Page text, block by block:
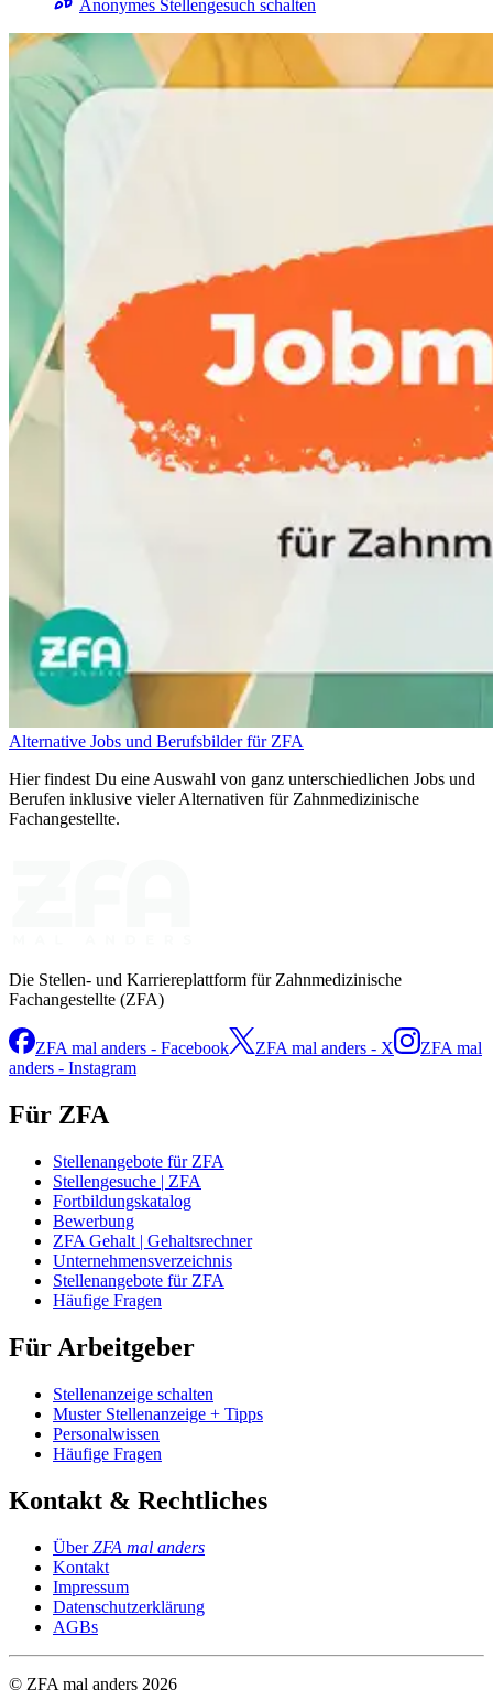
Anonymes Stellengesuch schalten
Alternative Jobs und Berufsbilder für ZFA
Hier findest Du eine Auswahl von ganz unterschiedlichen Jobs und
Berufen inklusive vieler Alternativen für Zahnmedizinische
Fachangestellte.
Die Stellen- und Karriereplattform für Zahnmedizinische
Fachangestellte (ZFA)
ZFA mal anders - Facebook ZFA mal anders - X
ZFA mal
anders - Instagram
Für ZFA
Stellenangebote für ZFA
Stellengesuche | ZFA
Fortbildungskatalog
Bewerbung
ZFA Gehalt | Gehaltsrechner
Unternehmensverzeichnis
Stellenangebote für ZFA
Häufige Fragen
Für Arbeitgeber
Stellenanzeige schalten
Muster Stellenanzeige + Tipps
Personalwissen
Häufige Fragen
Kontakt & Rechtliches
ÜberZFA mal anders
Kontakt
Impressum
Datenschutzerklärung
AGBs
© ZFA mal anders 2026